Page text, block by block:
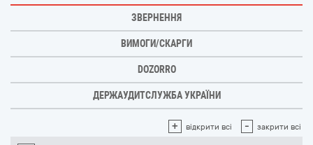
ЗВЕРНЕННЯ
ВИМОГИ/СКАРГИ
DOZORRO
ДЕРЖАУДИТСЛУЖБА УКРАЇНИ
+ відкрити всі - закрити всі